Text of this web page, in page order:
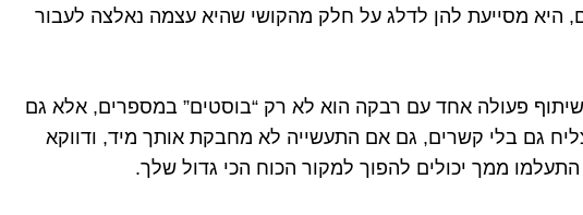
היא מסייעת להן לדלג על חלק מהקושי שהיא עצמה נאלצה לעבור
פעולה אחד עם רבקה הוא לא רק “בוסטים” במספרים, אלא גם
גם בלי קשרים, גם אם התעשייה לא מחבקת אותך מיד, ודווקא
ממך יכולים להפוך למקור הכוח הכי גדול שלך.